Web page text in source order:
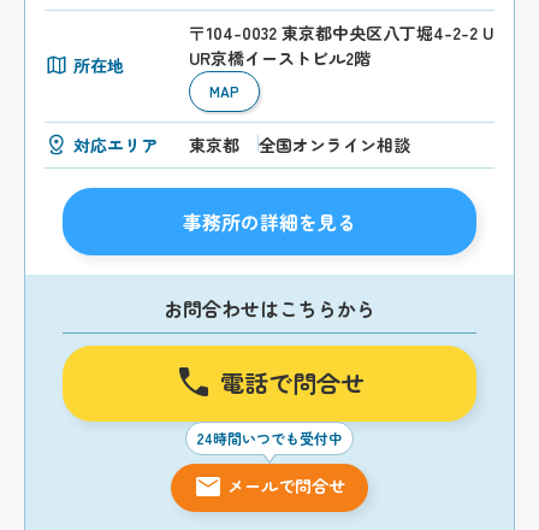
所在地
〒104-0032 東京都中央区八丁堀4-2-2 U
UR京橋イーストビル2階
MAP
対応エリア 東京都 全国オンライン相談
事務所の詳細を見る
お問合わせはこちらから
電話で問合せ
24時間いつでも受付中
メールで問合せ